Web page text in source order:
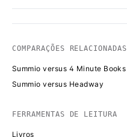
COMPARAÇÕES RELACIONADAS
Summio versus 4 Minute Books
Summio versus Headway
FERRAMENTAS DE LEITURA
Livros